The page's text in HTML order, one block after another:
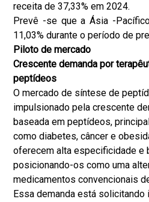
receita de 37,33% em 2024.
Prevê -se que a Ásia -
11,03% durante o período de
Piloto de mercado
Crescente demanda por
peptídeos
O mercado de síntese de
impulsionado pela crescente
baseada em peptídeos,
como diabetes, câncer e
oferecem alta especificidade e
posicionando-os como uma
medicamentos convencionais
Essa demanda está solicitando